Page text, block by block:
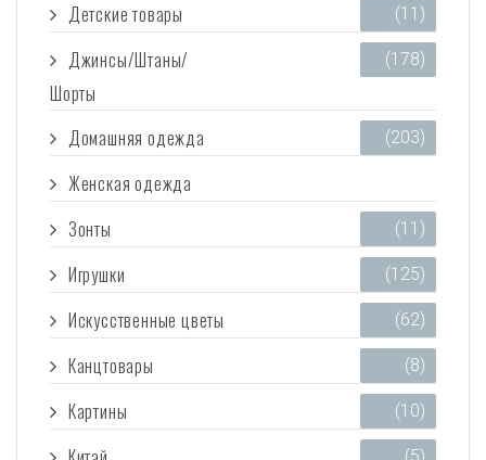
Детские товары (11)
Джинсы/Штаны/
Шорты
(178)
Домашняя одежда (203)
Женская одежда
Зонты (11)
Игрушки (125)
Искусственные цветы (62)
Канцтовары (8)
Картины (10)